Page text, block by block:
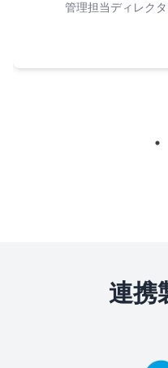
管理担当ディレク
連携